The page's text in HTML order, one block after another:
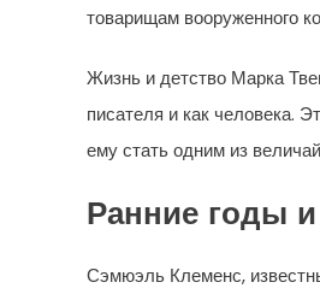
товарищам вооруженного
Жизнь и детство Марка
писателя и как человека.
ему стать одним из
Ранние годы
Сэмюэль Клеменс,